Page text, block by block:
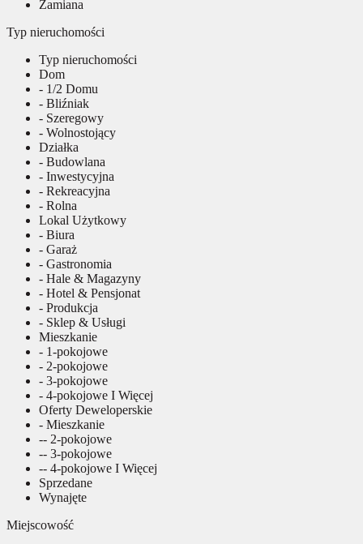
Zamiana
Typ nieruchomości
Typ nieruchomości
Dom
- 1/2 Domu
- Bliźniak
- Szeregowy
- Wolnostojący
Działka
- Budowlana
- Inwestycyjna
- Rekreacyjna
- Rolna
Lokal Użytkowy
- Biura
- Garaż
- Gastronomia
- Hale & Magazyny
- Hotel & Pensjonat
- Produkcja
- Sklep & Usługi
Mieszkanie
- 1-pokojowe
- 2-pokojowe
- 3-pokojowe
- 4-pokojowe I Więcej
Oferty Deweloperskie
- Mieszkanie
-- 2-pokojowe
-- 3-pokojowe
-- 4-pokojowe I Więcej
Sprzedane
Wynajęte
Miejscowość